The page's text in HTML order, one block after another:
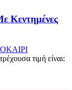
Κεντημένες
τιμή είναι: